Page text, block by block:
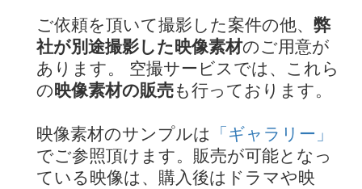
ご依頼を頂いて撮影した案件の他、 弊
社が別途撮影した映像素材のご用意が
あります。 空撮サービスでは、これら
の 映像素材の販売も行っております。
映像素材のサンプルは
「ギャラリー」
でご参照頂けます。販売が可能となっ
ている映像は、購入後はドラマや映